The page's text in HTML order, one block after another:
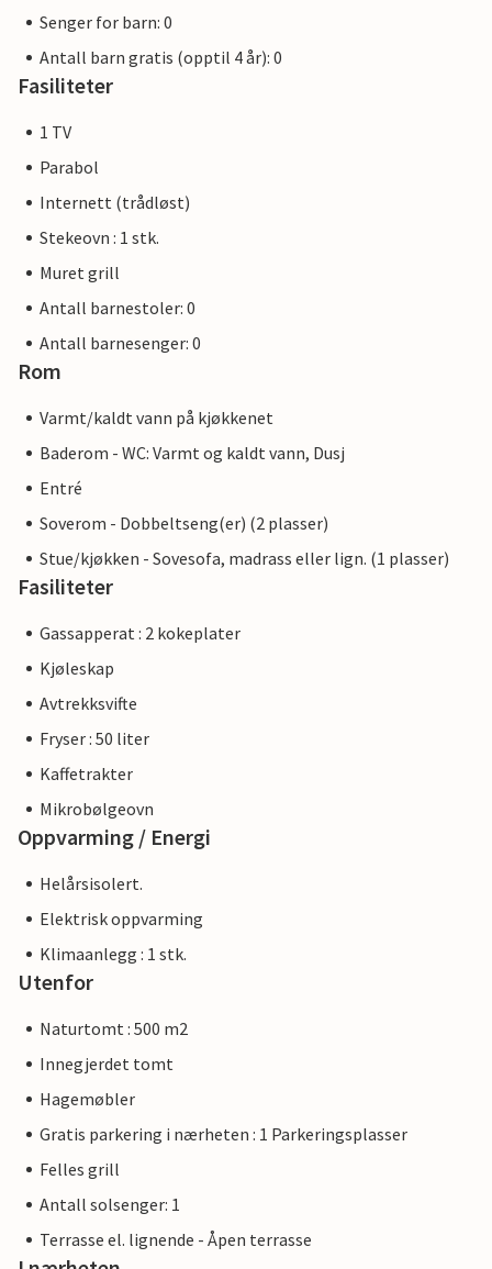
Senger for barn: 0
Antall barn gratis (opptil 4 år): 0
Fasiliteter
1 TV
Parabol
Internett (trådløst)
Stekeovn : 1 stk.
Muret grill
Antall barnestoler: 0
Antall barnesenger: 0
Rom
Varmt/kaldt vann på kjøkkenet
Baderom - WC: Varmt og kaldt vann, Dusj
Entré
Soverom - Dobbeltseng(er) (2 plasser)
Stue/kjøkken - Sovesofa, madrass eller lign. (1 plasser)
Fasiliteter
Gassapperat : 2 kokeplater
Kjøleskap
Avtrekksvifte
Fryser : 50 liter
Kaffetrakter
Mikrobølgeovn
Oppvarming / Energi
Helårsisolert.
Elektrisk oppvarming
Klimaanlegg : 1 stk.
Utenfor
Naturtomt : 500 m2
Innegjerdet tomt
Hagemøbler
Gratis parkering i nærheten : 1 Parkeringsplasser
Felles grill
Antall solsenger: 1
Terrasse el. lignende - Åpen terrasse